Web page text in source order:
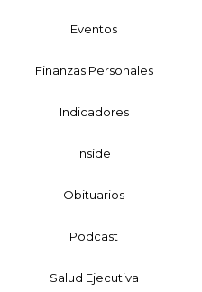
Eventos
Finanzas Personales
Indicadores
Inside
Obituarios
Podcast
Salud Ejecutiva